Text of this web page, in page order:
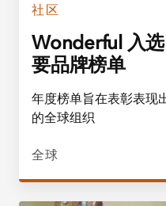
社区
Wonderful 入
要品牌榜单
年度榜单旨在表彰表现
的全球组织
全球